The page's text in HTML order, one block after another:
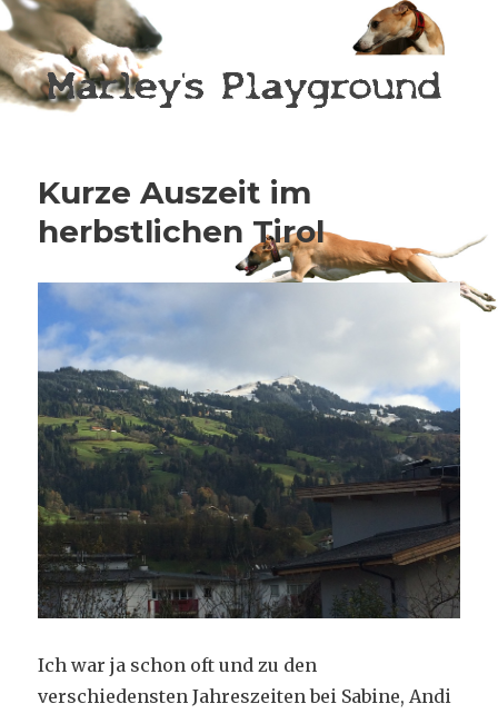
Marley's playground
Kurze Auszeit im
herbstlichen Tirol
Ich war ja schon oft und zu den
verschiedensten Jahreszeiten bei Sabine, Andi